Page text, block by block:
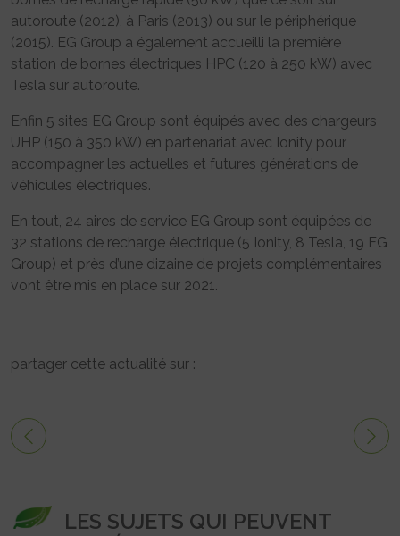
autoroute (2012), à Paris (2013) ou sur le périphérique
(2015). EG Group a également accueilli la première
station de bornes électriques HPC (120 à 250 kW) avec
Tesla sur autoroute.
Enfin 5 sites EG Group sont équipés avec des chargeurs
UHP (150 à 350 kW) en partenariat avec Ionity pour
accompagner les actuelles et futures générations de
véhicules électriques.
En tout, 24 aires de service EG Group sont équipées de
32 stations de recharge électrique (5 Ionity, 8 Tesla, 19 EG
Group) et près d’une dizaine de projets complémentaires
vont être mis en place sur 2021.
partager cette actualité sur :
LES SUJETS QUI PEUVENT